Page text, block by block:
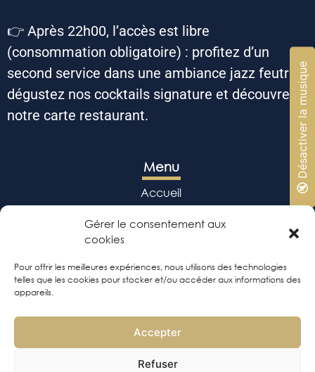
Gérer le consentement aux
cookies
Pour offrir les meilleures expériences, nous utilisons des technologies
telles que les cookies pour stocker et/ou accéder aux informations des
appareils.
Accepter
Refuser
👉 Après 22h00, l’accès est libre
(consommation obligatoire) : profitez d’un
second service dans une ambiance jazz feutrée,
dégustez nos cocktails signature et découvrez
notre carte restaurant.
Menu
Accueil
Jazz & soirées
Restaurant
🔇 Désactiver la musique